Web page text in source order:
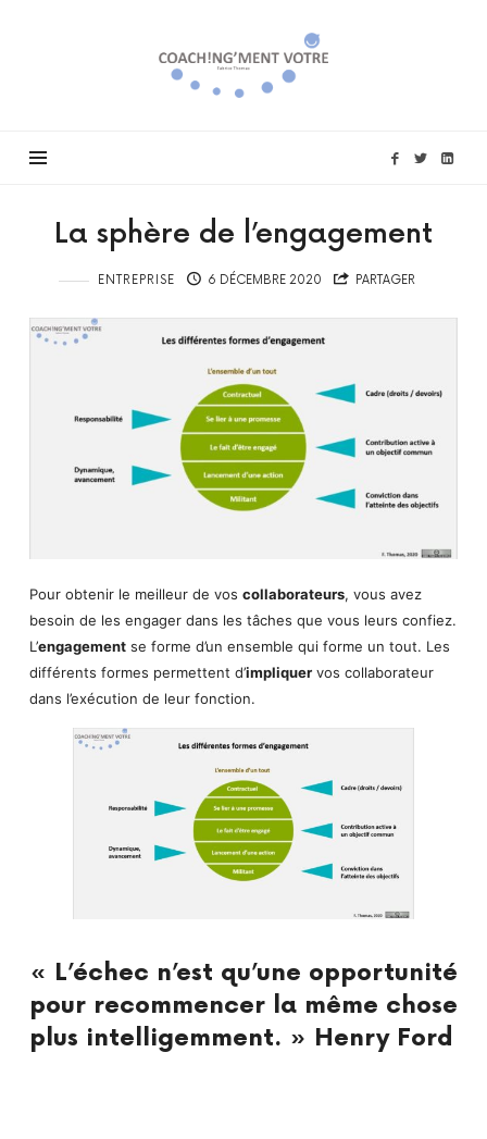
Coach!ng'ment
vôtre
La sphère de l’engagement
ENTREPRISE 6 DÉCEMBRE 2020 PARTAGER
Pour obtenir le meilleur de vos collaborateurs, vous avez
besoin de les engager dans les tâches que vous leurs confiez.
L’engagementse forme d’un ensemble qui forme un tout. Les
différents formes permettent d’impliquervos collaborateur
dans l’exécution de leur fonction.
« L’échec n’est qu’une opportunité
pour recommencer la même chose
plus intelligemment. » Henry Ford